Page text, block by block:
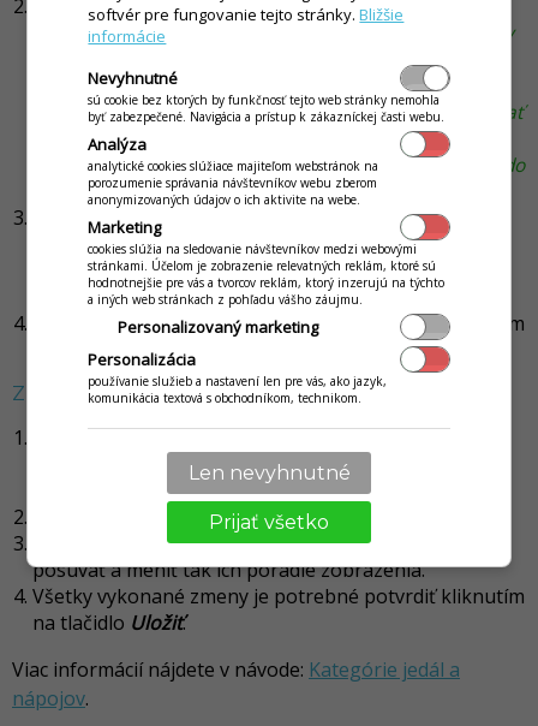
ZadajteNázovkategórie, prípadne predvolenú
bonovaciu tlačiareň pre danú kategóriu.
(Všetky karty
vytvorené v danej kategórii sa následne budú
automaticky tlačiť na danej bonovačke. Ak máte
bonovaciu tlačiareň v kuchyni, je tak možné nadefinovať
na kategórii Jedlá bonovaciu tlačiareň pre kuchyňu a
automaticky sa tu tak budú tlačiť všetky jedlá pridané do
objednávky v predaji.)
Nezabudnite v záložke
doplniť obrázky, ktoré
sa využívajú pri propagácii Jedálneho lístka v mobile,
na webe na Facebooku, kde je to atraktívne a
prehľadné pre zákazníka.
Všetky vykonané zmeny je potrebné potvrdiť kliknutím
na tlačidloUložiť.
Zmena poradia kategórií
Zmenu radenia hlavných kategórií vykonáte úpravou
niektorej z týchto kategórií, kliknutím na jej názov
Viac.
Zmenu radenia vykonáte v záložke
Kliknutím a podržanímviete jednotlivé kategórie
posúvať a meniť tak ich poradie zobrazenia.
Všetky vykonané zmeny je potrebné potvrdiť kliknutím
na tlačidlo Uložiť.
Viac informácií nájdete v návode: Kategórie jedál a
nápojov.
softvér pre fungovanie tejto stránky.Bližšie
informácie
Nevyhnutné
sú cookie bez ktorých by funkčnosť tejto web stránky nemohla
byť zabezpečené. Navigácia a prístup k zákazníckej časti webu.
Analýza
analytické cookies slúžiace majiteľom webstránok na
porozumenie správania návštevníkov webu zberom
anonymizovaných údajov o ich aktivite na webe.
Marketing
cookies slúžia na sledovanie návštevníkov medzi webovými
stránkami. Účelom je zobrazenie relevatných reklám, ktoré sú
hodnotnejšie pre vás a tvorcov reklám, ktorý inzerujú na týchto
a iných web stránkach z pohľadu vášho záujmu.
Personalizovaný marketing
Personalizácia
používanie služieb a nastavení len pre vás, ako jazyk,
komunikácia textová s obchodníkom, technikom.
Len nevyhnutné
Prijať všetko